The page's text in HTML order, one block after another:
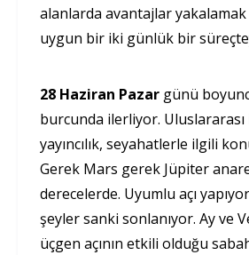
alanlarda avantajlar yakalamak
uygun bir iki günlük bir
28 Haziran Pazar günü
burcunda ilerliyor.
yayıncılık, seyahatlerle ilgili
Gerek Mars gerek Jüpiter
derecelerde. Uyumlu açı
şeyler sanki sonlanıyor. Ay ve
üçgen açının etkili olduğu